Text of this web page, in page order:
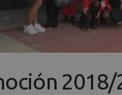
2018/